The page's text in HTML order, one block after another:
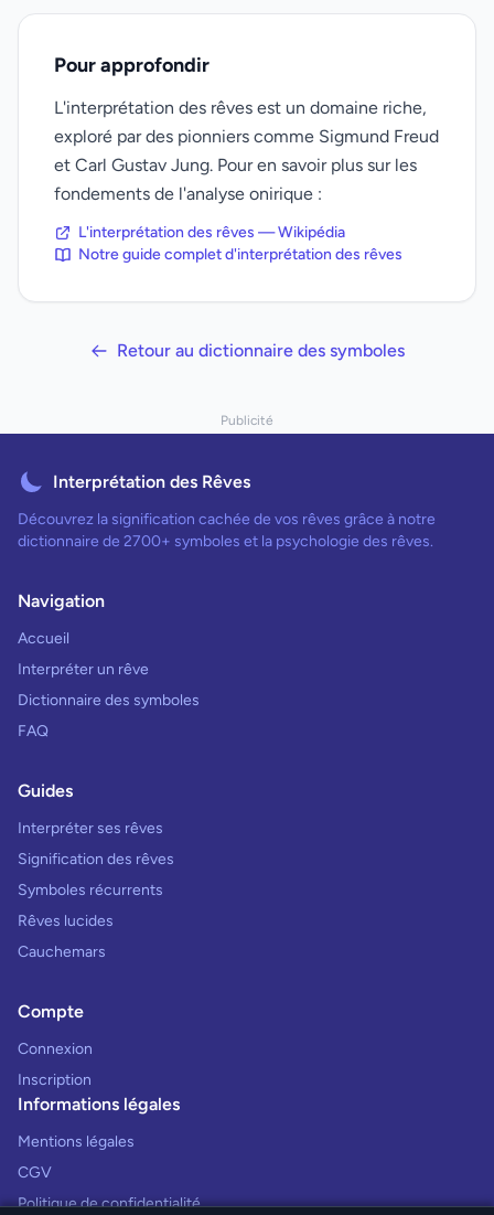
Pour approfondir
L'interprétation des rêves est un domaine riche,
exploré par des pionniers comme Sigmund Freud
et Carl Gustav Jung. Pour en savoir plus sur les
fondements de l'analyse onirique :
L'interprétation des rêves — Wikipédia
Notre guide complet d'interprétation des rêves
Retour au dictionnaire des symboles
Publicité
Interprétation des Rêves
Découvrez la signification cachée de vos rêves grâce à notre
dictionnaire de 2700+ symboles et la psychologie des rêves.
Navigation
Accueil
Interpréter un rêve
Dictionnaire des symboles
FAQ
Guides
Interpréter ses rêves
Signification des rêves
Symboles récurrents
Rêves lucides
Cauchemars
Compte
Connexion
Inscription
Informations légales
Mentions légales
CGV
Politique de confidentialité